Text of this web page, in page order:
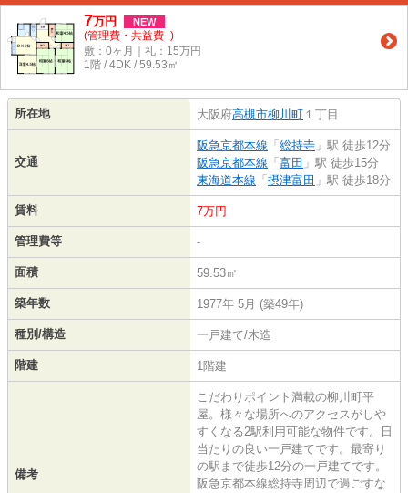
7万円 NEW
(管理費・共益費 -)
敷：0ヶ月｜礼：15万円
1階 / 4DK / 59.53㎡
所在地 大阪府高槻市柳川町 １丁目
交通
阪急京都本線 「 総持寺 」駅 徒歩12分
阪急京都本線 「 富田 」駅 徒歩15分
東海道本線 「 摂津富田 」駅 徒歩18分
賃料 7万円
管理費等 -
面積 59.53㎡
築年数 1977年 5月 (築49年)
種別/構造 一戸建て/木造
階建 1階建
備考
こだわりポイント満載の柳川町平
屋。様々な場所へのアクセスがしや
すくなる2駅利用可能な物件です。日
当たりの良い一戸建てです。最寄り
の駅まで徒歩12分の一戸建てです。
阪急京都本線総持寺周辺で過ごすな